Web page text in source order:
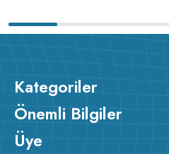
Kategoriler
Önemli Bilgiler
Üye